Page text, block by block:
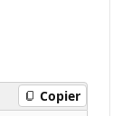
Copier